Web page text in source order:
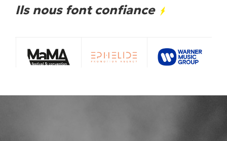
Ils nous font confiance